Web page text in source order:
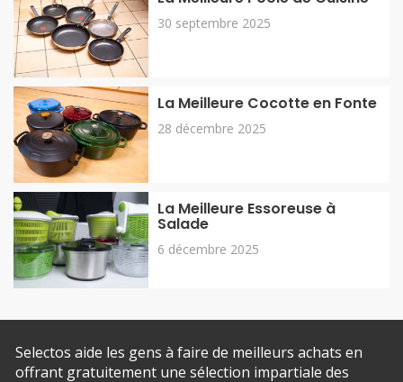
30 septembre 2025
La Meilleure Cocotte en Fonte
28 décembre 2025
La Meilleure Essoreuse à
Salade
6 décembre 2025
Selectos aide les gens à faire de meilleurs achats en
offrant gratuitement une sélection impartiale des